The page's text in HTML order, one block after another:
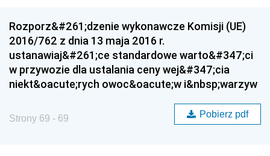
Rozporz&#261;dzenie wykonawcze Komisji (UE)
2016/762 z dnia 13 maja 2016 r.
ustanawiaj&#261;ce standardowe warto&#347;ci
w przywozie dla ustalania ceny wej&#347;cia
niekt&oacute;rych owoc&oacute;w i&nbsp;warzyw
Strony 69 - 69 Pobierz pdf